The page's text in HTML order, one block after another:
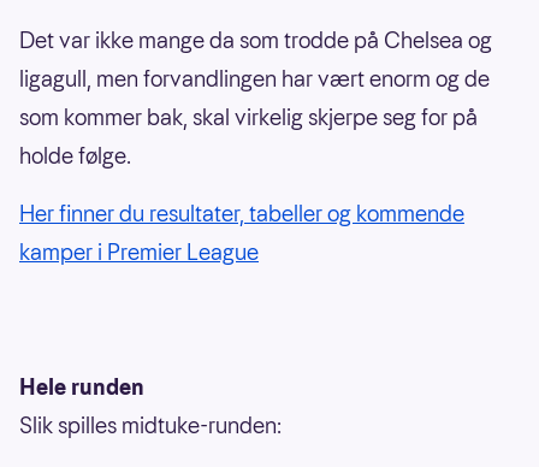
Det var ikke mange da som trodde på Chelsea og
ligagull, men forvandlingen har vært enorm og de
som kommer bak, skal virkelig skjerpe seg for på
holde følge.
Her finner du resultater, tabeller og kommende
kamper i Premier League
Hele runden
Slik spilles midtuke-runden: